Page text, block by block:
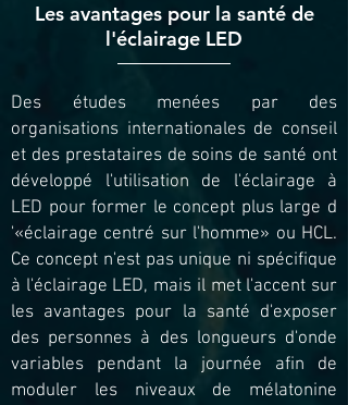
Les avantages pour la santé de
l'éclairage LED
Des études menées par des
organisations internationales de conseil
et des prestataires de soins de santé ont
développé l'utilisation de l'éclairage à
LED pour former le concept plus large d
'«éclairage centré sur l'homme» ou HCL.
Ce concept n'est pas unique ni spécifique
à l'éclairage LED, mais il met l'accent sur
les avantages pour la santé d'exposer
des personnes à des longueurs d'onde
variables pendant la journée afin de
moduler les niveaux de mélatonine